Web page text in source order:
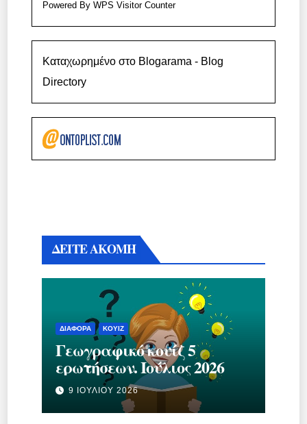
Powered ByWPS Visitor Counter
Καταχωρημένο στο Blogarama - Blog
Directory
ΔΕΙΤΕ ΑΚΟΜΗ
ΔΙΆΦΟΡΑ ΚΟΥΊΖ
Γεωγραφικό κουίζ 5
ερωτήσεων. Ιούλιος 2026
9 ΙΟΥΛΊΟΥ 2026